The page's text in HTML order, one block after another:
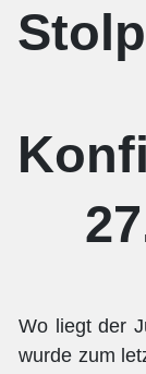
Wo liegt der
wurde zum